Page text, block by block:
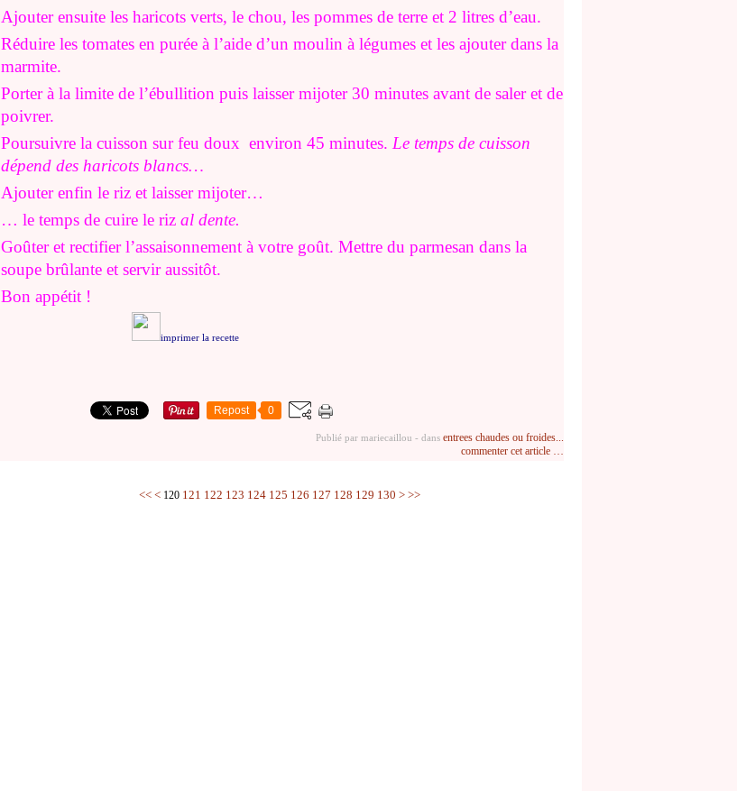
Ajouter ensuite les haricots verts, le chou, les pommes de terre et 2 litres d’eau.
Réduire les tomates en purée à l’aide d’un moulin à légumes et les ajouter dans la
marmite.
Porter à la limite de l’ébullition puis laisser mijoter 30 minutes avant de saler et de
poivrer.
Poursuivre la cuisson sur feu doux environ 45 minutes. Le temps de cuisson
dépend des haricots blancs…
Ajouter enfin le riz et laisser mijoter…
… le temps de cuire le riz al dente.
Goûter et rectifier l’assaisonnement à votre goût. Mettre du parmesan dans la
soupe brûlante et servir aussitôt.
Bon appétit !
imprimer la recette
Repost 0
Publié par mariecaillou - dans entrees chaudes ou froides...
commenter cet article
<< < 100
110
120 121 122 123 124 125 126 127 128 129 130 > >>